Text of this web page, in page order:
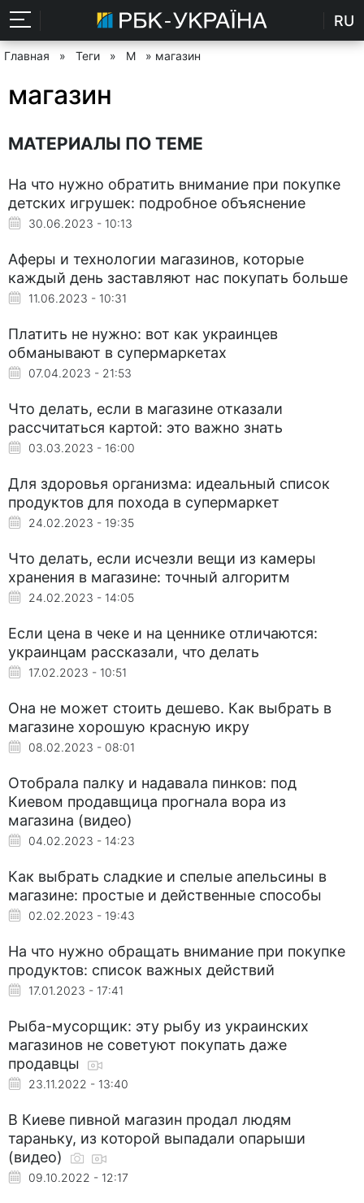
RU
Главная » Теги » М » магазин
магазин
МАТЕРИАЛЫ ПО ТЕМЕ
На что нужно обратить внимание при покупке
детских игрушек: подробное объяснение
30.06.2023 - 10:13
Аферы и технологии магазинов, которые
каждый день заставляют нас покупать больше
11.06.2023 - 10:31
Платить не нужно: вот как украинцев
обманывают в супермаркетах
07.04.2023 - 21:53
Что делать, если в магазине отказали
рассчитаться картой: это важно знать
03.03.2023 - 16:00
Для здоровья организма: идеальный список
продуктов для похода в супермаркет
24.02.2023 - 19:35
Что делать, если исчезли вещи из камеры
хранения в магазине: точный алгоритм
24.02.2023 - 14:05
Если цена в чеке и на ценнике отличаются:
украинцам рассказали, что делать
17.02.2023 - 10:51
Она не может стоить дешево. Как выбрать в
магазине хорошую красную икру
08.02.2023 - 08:01
Отобрала палку и надавала пинков: под
Киевом продавщица прогнала вора из
магазина (видео)
04.02.2023 - 14:23
Как выбрать сладкие и спелые апельсины в
магазине: простые и действенные способы
02.02.2023 - 19:43
На что нужно обращать внимание при покупке
продуктов: список важных действий
17.01.2023 - 17:41
Рыба-мусорщик: эту рыбу из украинских
магазинов не советуют покупать даже
продавцы
23.11.2022 - 13:40
В Киеве пивной магазин продал людям
тараньку, из которой выпадали опарыши
(видео)
09.10.2022 - 12:17